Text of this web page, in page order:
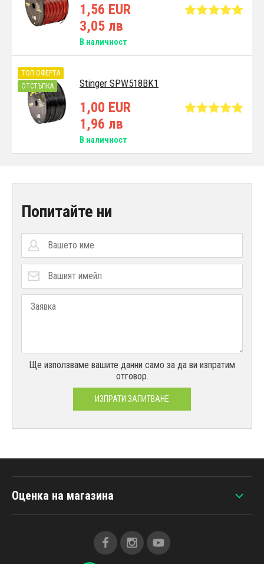
1,56 EUR
3,05 лв
В наличност
Stinger SPW518BK1
ТОП ОФЕРТА
ОТСТЪПКА
1,00 EUR
1,96 лв
В наличност
Попитайте ни
Ще използваме вашите данни само за да ви изпратим
отговор.
ИЗПРАТИ ЗАПИТВАНЕ
Оценка на магазина